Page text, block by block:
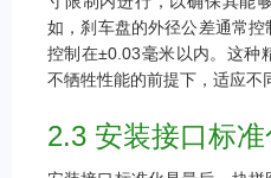
如，刹车盘的外径公差通常
控制在±0.03毫米以内。这种
不牺牲性能的前提下，适应不
2.3 安装接口标